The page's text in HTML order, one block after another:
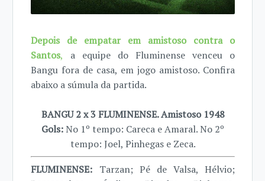
Depois de empatar em amistoso contra o
Santos, a equipe do Fluminense venceu o
Bangu fora de casa, em jogo amistoso. Confira
abaixo a súmula da partida.
BANGU 2 x 3 FLUMINENSE. Amistoso 1948
Gols:No 1º tempo: Careca e Amaral. No 2º
tempo: Joel, Pinhegas e Zeca.
FLUMINENSE: Tarzan; Pé de Valsa, Hélvio;